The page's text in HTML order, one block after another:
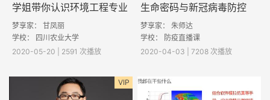
学姐带你认识环境工程专业
梦享家： 甘凤丽
学校： 四川农业大学
2020-05-20 | 2591 次播放
生命密码与新冠病毒防控
梦享家： 朱师达
学校： 防疫直播课
2020-04-03 | 7208 次播放
VIP